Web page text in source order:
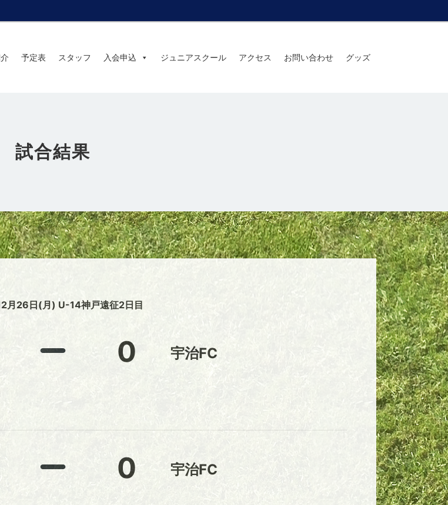
予定表 スタッフ 入会申込 ジュニアスクール アクセス お問い合わせ グッズ
試合結果
月26日(月) U-14神戸遠征2日目
0 宇治FC
0 宇治FC